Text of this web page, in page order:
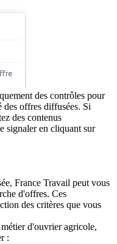
des contrôles pour
offres diffusées. Si
des contenus
signaler en cliquant sur
France Travail peut vous
d'offres. Ces
des critères que vous
d'ouvrier agricole,
: